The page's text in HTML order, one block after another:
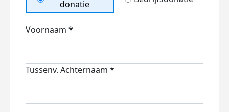
donatie
Voornaam *
Tussenv. Achternaam *